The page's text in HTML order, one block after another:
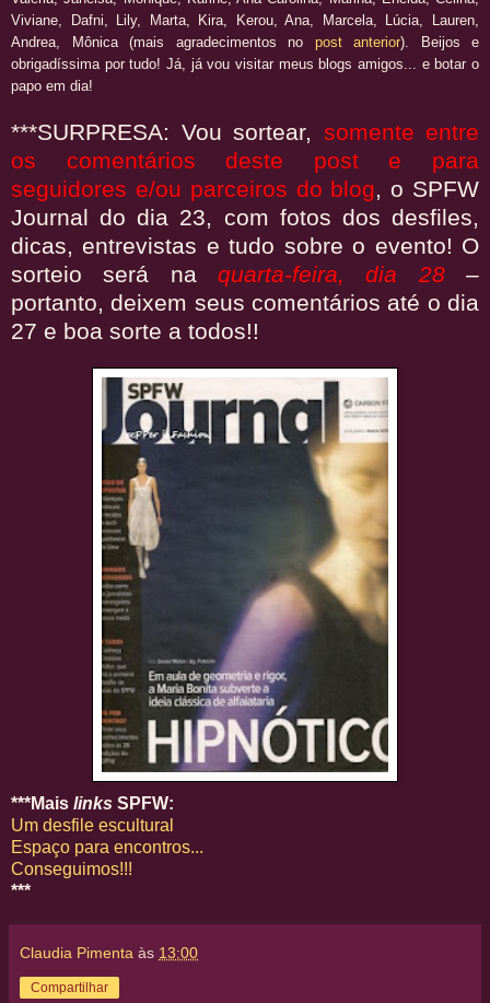
Viviane, Dafni, Lily, Marta, Kira, Kerou, Ana, Marcela, Lúcia, Lauren,
Andrea, Mônica (mais agradecimentos no post anterior). Beijos e
obrigadíssima por tudo! Já, já vou visitar meus blogs amigos... e botar o
papo em dia!
***SURPRESA: Vou sortear, somente entre
os comentários deste post e para
seguidores e/ou parceiros do blog, o SPFW
Journal do dia 23, com fotos dos desfiles,
dicas, entrevistas e tudo sobre o evento! O
sorteio será na quarta-feira, dia 28–
portanto, deixem seus comentários até o dia
27 e boa sorte a todos!!
***Mais links SPFW:
Um desfile escultural
Espaço para encontros...
Conseguimos!!!
***
Claudia Pimenta às 13:00
Compartilhar